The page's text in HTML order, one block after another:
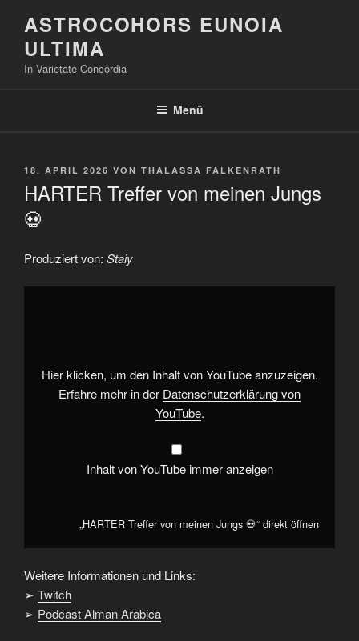
Inhalt
springen
ASTROCOHORS EUNOIA
ULTIMA
In Varietate Concordia
Menü
VERÖFFENTLICHT
18. APRIL 2026 VON THALASSA FALKENRATH
HARTER Treffer von meinen Jungs
💀
Produziert von: Staiy
„HARTER
YouTube
anzeigen
Hier klicken, um den Inhalt von YouTube anzuzeigen.
Erfahre mehr in der Datenschutzerklärung von
YouTube.
Inhalt von YouTube immer anzeigen
„HARTER Treffer von meinen Jungs 💀“ direkt öffnen
Weitere Informationen und Links:
➢ Twitch
➢ Podcast Alman Arabica